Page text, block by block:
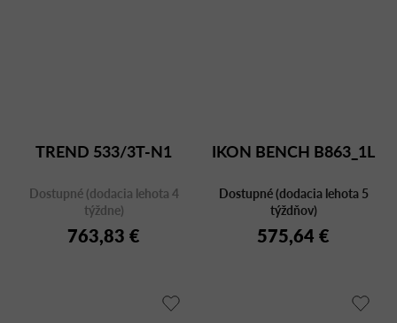
TREND 533/3T-N1
Dostupné (dodacia lehota 4
týždne)
763,83 €
IKON BENCH B863_1L
Dostupné (dodacia lehota 5
týždňov)
575,64 €